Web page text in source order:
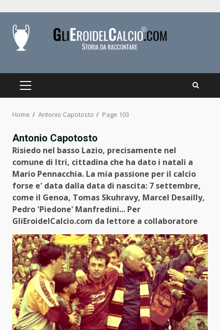
content
PRIMARY
Home Antonio Capotosto Page 103
Antonio Capotosto
Risiedo nel basso Lazio, precisamente nel
comune di Itri, cittadina che ha dato i natali a
Mario Pennacchia. La mia passione per il calcio
forse e' data dalla data di nascita: 7 settembre,
come il Genoa, Tomas Skuhravy, Marcel Desailly,
Pedro 'Piedone' Manfredini... Per
GliEroidelCalcio.com da lettore a collaboratore